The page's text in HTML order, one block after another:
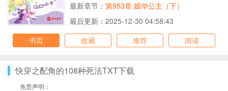
最新章节： 第953章 嫣华公主（下）
最后更新：2025-12-30 04:58:43
书页
收藏 推荐 阅读
快穿之配角的108种死法TXT下载
免责声明：